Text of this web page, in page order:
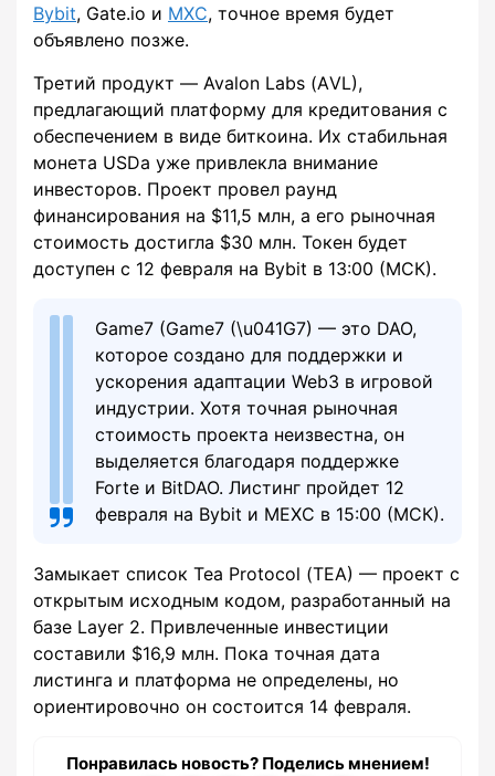
Bybit, Gate.io и MXC, точное время будет
объявлено позже.
Третий продукт — Avalon Labs (АVL),
предлагающий платформу для кредитования с
обеспечением в виде биткоина. Их стабильная
монета USDa уже привлекла внимание
инвесторов. Проект провел раунд
финансирования на $11,5 млн, а его рыночная
стоимость достигла $30 млн. Токен будет
доступен с 12 февраля на Bybit в 13:00 (МСК).
Game7 (Game7 (\u041G7) — это DAO,
которое создано для поддержки и
ускорения адаптации Web3 в игровой
индустрии. Хотя точная рыночная
стоимость проекта неизвестна, он
выделяется благодаря поддержке
Forte и BitDAO. Листинг пройдет 12
февраля на Bybit и MEXC в 15:00 (МСК).
Замыкает список Tea Protocol (ТEA) — проект с
открытым исходным кодом, разработанный на
базе Layer 2. Привлеченные инвестиции
составили $16,9 млн. Пока точная дата
листинга и платформа не определены, но
ориентировочно он состоится 14 февраля.
Понравилась новость? Поделись мнением!